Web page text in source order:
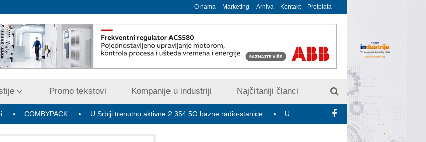
O nama Marketing Arhiva Kontakt Pretplata
Promo tekstovi Kompanije u industriji Najčitaniji članci
U Srbiji trenutno aktivne 2.354 5G bazne radio-stanice U susret 15. Savetovanju o elektrodistributivnim